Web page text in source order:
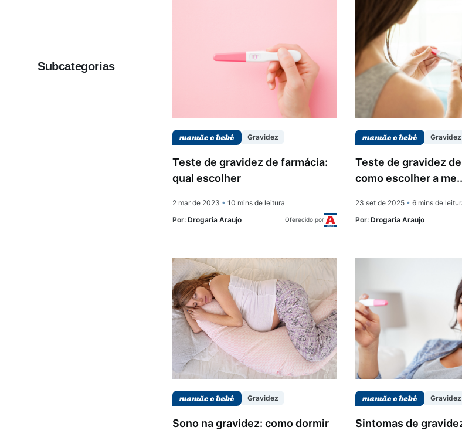
Subcategorias
Gravidez
Teste de gravidez de farmácia:
qual escolher
2 mar de 2023 • 10 mins de leitura
Por: Drogaria Araujo Oferecido por
Gravidez
Teste de gravidez
como escolher a
23 set de 2025 • 6 mins de
Por: Drogaria Araujo
Gravidez
Sono na gravidez: como dormir
Gravidez
Sintomas de